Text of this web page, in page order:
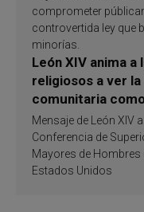
comprometer
controvertida ley que
minorías.
León XIV anima a
religiosos a ver la
comunitaria
de inspiración y
santificación
Mensaje de León XIV
Conferencia de
Mayores de Hombres
Estados Unidos